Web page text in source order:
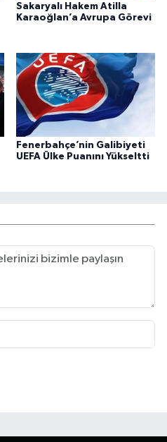
Sakaryalı Hakem Atilla
Karaoğlan’a Avrupa Görevi
Fenerbahçe’nin Galibiyeti
UEFA Ülke Puanını Yükseltti